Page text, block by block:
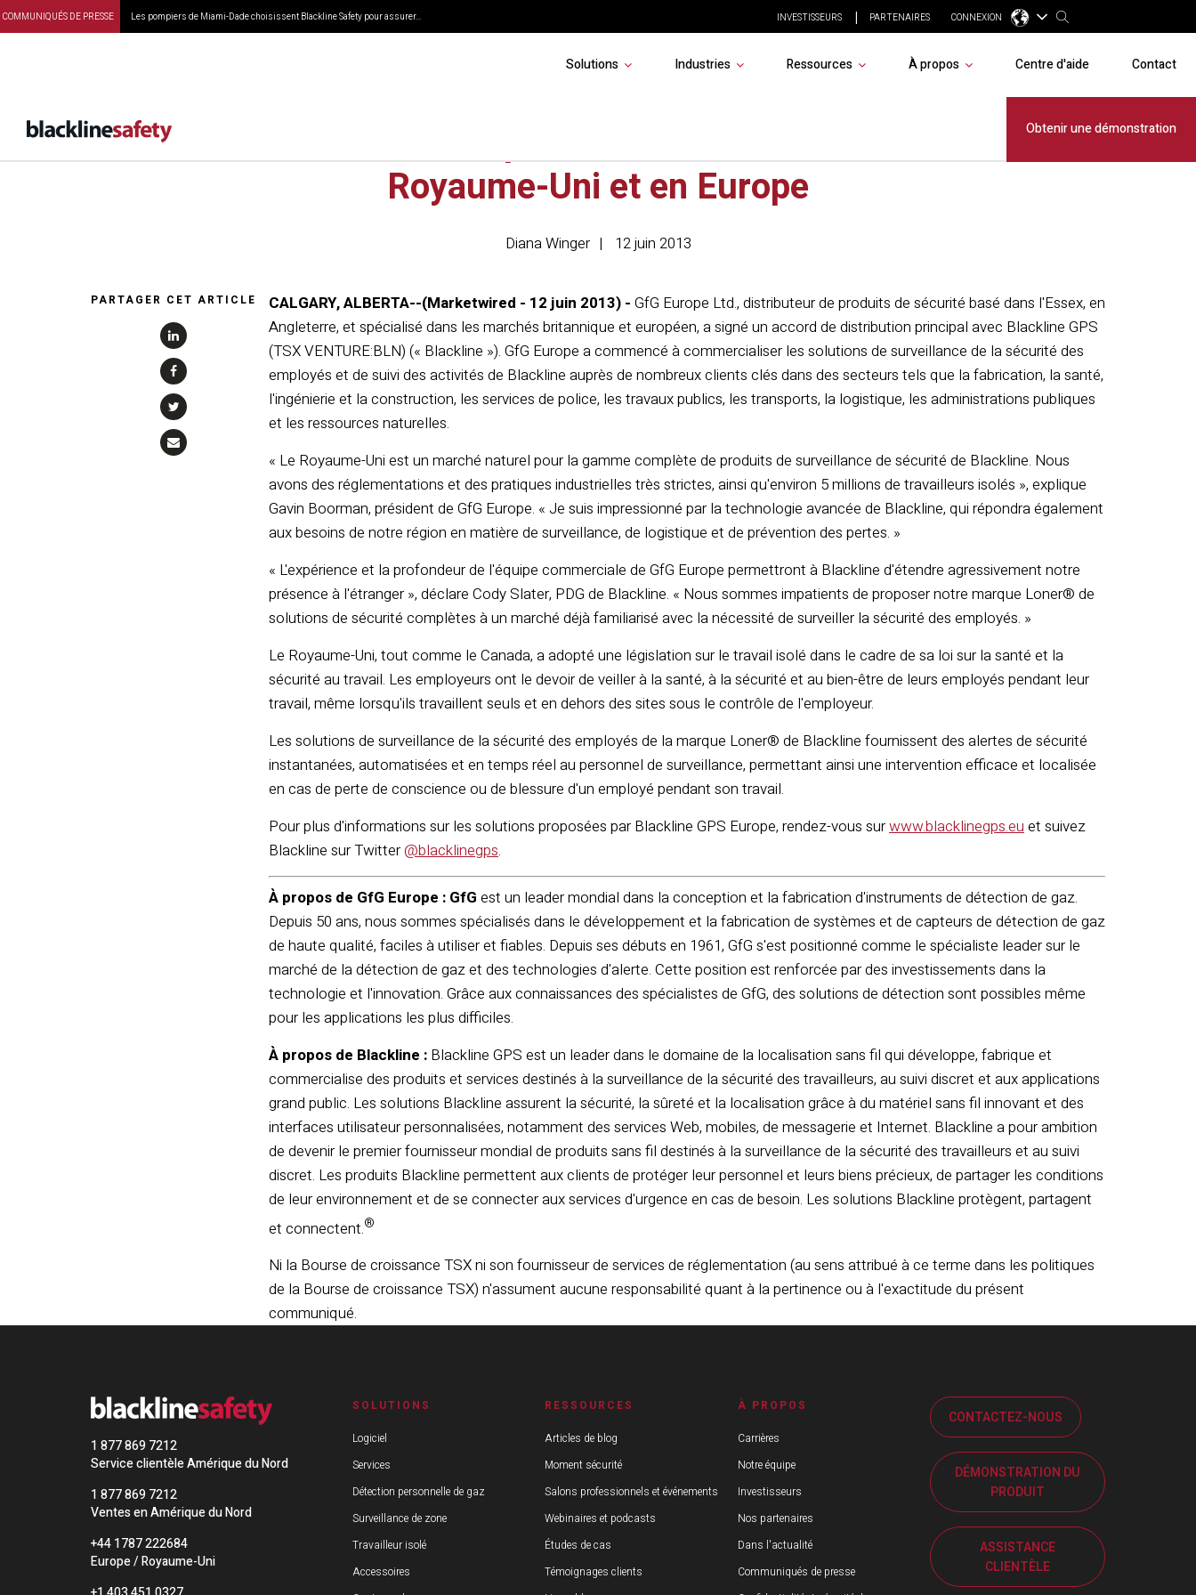
COMMUNIQUÉS DE PRESSE Les pompiers de Miami-Dade choisissent Blackline Safety pour assurer... INVESTISSEURS PARTENAIRES CONNEXION
Solutions Industries Ressources À propos Centre d'aide Contact
Obtenir une démonstration
Royaume-Uni et en Europe
Diana Winger 12 juin 2013
PARTAGER CET ARTICLE CALGARY, ALBERTA--(Marketwired - 12 juin 2013) - GfG Europe Ltd., distributeur de produits de sécurité basé dans l'Essex, en
Angleterre, et spécialisé dans les marchés britannique et européen, a signé un accord de distribution principal avec Blackline GPS
(TSX VENTURE:BLN) (« Blackline »). GfG Europe a commencé à commercialiser les solutions de surveillance de la sécurité des
employés et de suivi des activités de Blackline auprès de nombreux clients clés dans des secteurs tels que la fabrication, la santé,
l'ingénierie et la construction, les services de police, les travaux publics, les transports, la logistique, les administrations publiques
et les ressources naturelles.
« Le Royaume-Uni est un marché naturel pour la gamme complète de produits de surveillance de sécurité de Blackline. Nous
avons des réglementations et des pratiques industrielles très strictes, ainsi qu'environ 5 millions de travailleurs isolés », explique
Gavin Boorman, président de GfG Europe. « Je suis impressionné par la technologie avancée de Blackline, qui répondra également
aux besoins de notre région en matière de surveillance, de logistique et de prévention des pertes. »
« L'expérience et la profondeur de l'équipe commerciale de GfG Europe permettront à Blackline d'étendre agressivement notre
présence à l'étranger », déclare Cody Slater, PDG de Blackline. « Nous sommes impatients de proposer notre marque Loner® de
solutions de sécurité complètes à un marché déjà familiarisé avec la nécessité de surveiller la sécurité des employés. »
Le Royaume-Uni, tout comme le Canada, a adopté une législation sur le travail isolé dans le cadre de sa loi sur la santé et la
sécurité au travail. Les employeurs ont le devoir de veiller à la santé, à la sécurité et au bien-être de leurs employés pendant leur
travail, même lorsqu'ils travaillent seuls et en dehors des sites sous le contrôle de l'employeur.
Les solutions de surveillance de la sécurité des employés de la marque Loner® de Blackline fournissent des alertes de sécurité
instantanées, automatisées et en temps réel au personnel de surveillance, permettant ainsi une intervention efficace et localisée
en cas de perte de conscience ou de blessure d'un employé pendant son travail.
Pour plus d'informations sur les solutions proposées par Blackline GPS Europe, rendez-vous surwww.blacklinegps.euet suivez
Blackline sur Twitter@blacklinegps.
À propos de GfG Europe : GfG est un leader mondial dans la conception et la fabrication d'instruments de détection de gaz.
Depuis 50 ans, nous sommes spécialisés dans le développement et la fabrication de systèmes et de capteurs de détection de gaz
de haute qualité, faciles à utiliser et fiables. Depuis ses débuts en 1961, GfG s'est positionné comme le spécialiste leader sur le
marché de la détection de gaz et des technologies d'alerte. Cette position est renforcée par des investissements dans la
technologie et l'innovation. Grâce aux connaissances des spécialistes de GfG, des solutions de détection sont possibles même
pour les applications les plus difficiles.
À propos de Blackline : Blackline GPS est un leader dans le domaine de la localisation sans fil qui développe, fabrique et
commercialise des produits et services destinés à la surveillance de la sécurité des travailleurs, au suivi discret et aux applications
grand public. Les solutions Blackline assurent la sécurité, la sûreté et la localisation grâce à du matériel sans fil innovant et des
interfaces utilisateur personnalisées, notamment des services Web, mobiles, de messagerie et Internet. Blackline a pour ambition
de devenir le premier fournisseur mondial de produits sans fil destinés à la surveillance de la sécurité des travailleurs et au suivi
discret. Les produits Blackline permettent aux clients de protéger leur personnel et leurs biens précieux, de partager les conditions
de leur environnement et de se connecter aux services d'urgence en cas de besoin. Les solutions Blackline protègent, partagent
et connectent.®
Ni la Bourse de croissance TSX ni son fournisseur de services de réglementation (au sens attribué à ce terme dans les politiques
de la Bourse de croissance TSX) n'assument aucune responsabilité quant à la pertinence ou à l'exactitude du présent
communiqué.
1 877 869 7212
Service clientèle Amérique du Nord
1 877 869 7212
Ventes en Amérique du Nord
+44 1787 222684
Europe / Royaume-Uni
SOLUTIONS
Logiciel
Services
Détection personnelle de gaz
Surveillance de zone
Travailleur isolé
Accessoires
RESSOURCES
Articles de blog
Moment sécurité
Salons professionnels et événements
Webinaires et podcasts
Études de cas
Témoignages clients
À PROPOS
Carrières
Notre équipe
Investisseurs
Nos partenaires
Dans l'actualité
Communiqués de presse
CONTACTEZ-NOUS
DÉMONSTRATION DU
PRODUIT
ASSISTANCE
CLIENTÈLE